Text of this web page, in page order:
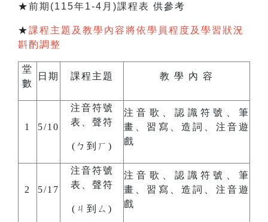
★前期(115年1-4月)課程表 供參考
★課程主題及教學內容將依學員程度及學習狀況
斟酌調整
堂
數
日期 課程主題 教 學 內 容
1 5/10
注音符號
表、聲符
(ㄅ到ㄏ)
注音歌、認識符號、筆
畫、習寫、造詞、注音遊
戲
2 5/17
注音符號
表、聲符
(ㄐ到ㄙ)
注音歌、認識符號、筆
畫、習寫、造詞、注音遊
戲